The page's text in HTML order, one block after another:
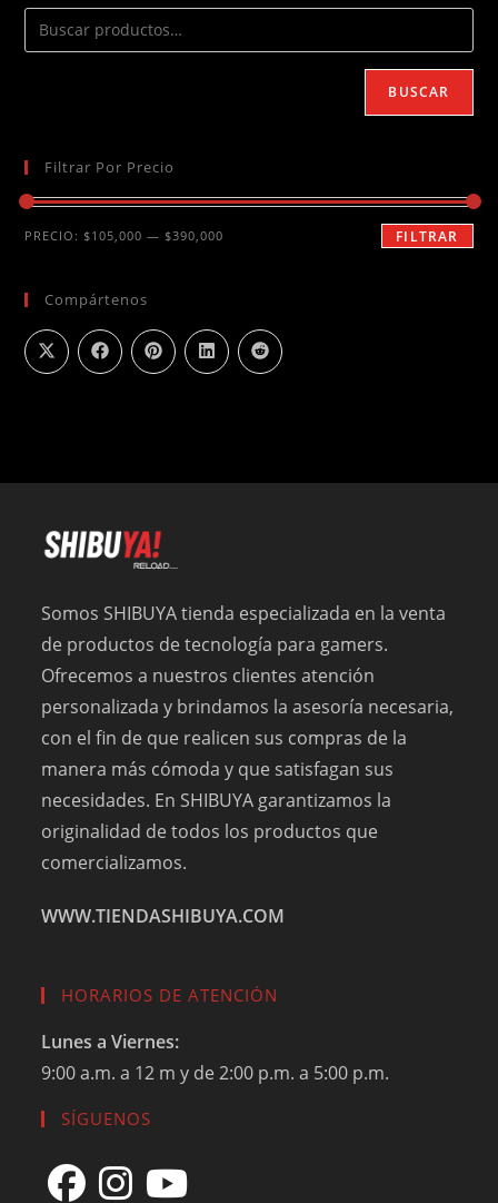
BUSCAR
Filtrar Por Precio
Precio
Precio
FILTRAR
PRECIO: $105,000 — $390,000
Compártenos
Somos SHIBUYA tienda especializada en la venta
de productos de tecnología para gamers.
Ofrecemos a nuestros clientes atención
personalizada y brindamos la asesoría necesaria,
con el fin de que realicen sus compras de la
manera más cómoda y que satisfagan sus
necesidades. En SHIBUYA garantizamos la
originalidad de todos los productos que
comercializamos.
WWW.TIENDASHIBUYA.COM
HORARIOS DE ATENCIÓN
Lunes a Viernes:
9:00 a.m. a 12 m y de 2:00 p.m. a 5:00 p.m.
SÍGUENOS